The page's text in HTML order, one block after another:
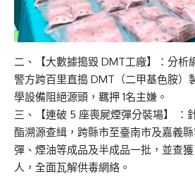
二、【大數據搗毀 DMT工廠】：分析
警方跨百里直搗 DMT（二甲基色胺）
學設備阻絕源頭，羈押 1名主嫌。
三、【連破 5 座喪屍煙彈分裝場】 ：
酯溯源查緝，跨縣市至臺南市及嘉義
彈、煙油等成品及半成品一批，並查獲
人，全面瓦解供毒網絡。